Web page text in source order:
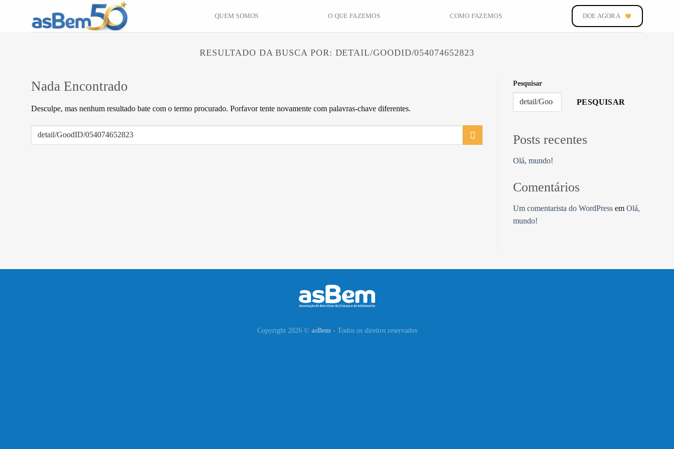
QUEM SOMOS O QUE FAZEMOS COMO FAZEMOS DOE AGORA
RESULTADO DA BUSCA POR: DETAIL/GOODID/054074652823
Nada Encontrado
Desculpe, mas nenhum resultado bate com o termo procurado. Porfavor tente novamente com palavras-chave diferentes.
Pesquisar
PESQUISAR
Posts recentes
Olá, mundo!
Comentários
Um comentarista do WordPress em Olá,
mundo!
Copyright 2026 © asBem - Todos os direitos reservados